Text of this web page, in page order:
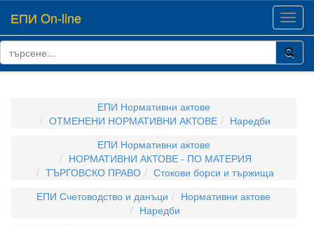
ЕПИ On-line
ЕПИ Нормативни актове
ОТМЕНЕНИ НОРМАТИВНИ АКТОВЕ
Наредби
ЕПИ Нормативни актове
НОРМАТИВНИ АКТОВЕ - ПО МАТЕРИЯ
ТЪРГОВСКО ПРАВО
Стокови борси и тържища
ЕПИ Счетоводство и данъци
Нормативни актове
Наредби